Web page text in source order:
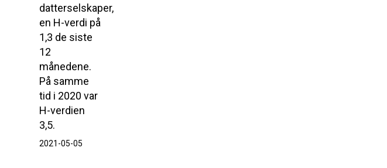
datterselskaper,
en H-verdi på
1,3 de siste
12
månedene.
På samme
tid i 2020 var
H-verdien
3,5.
2021-05-05